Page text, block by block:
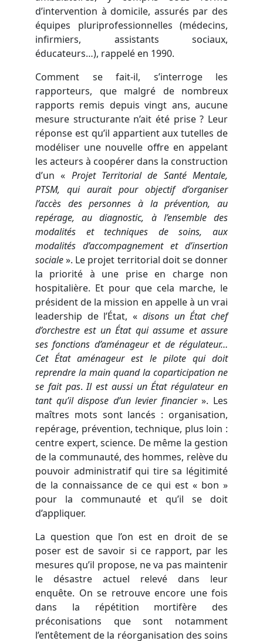
d’intervention à domicile, assurés par des
équipes pluriprofessionnelles (médecins,
infirmiers, assistants sociaux,
éducateurs…), rappelé en 1990.
Comment se fait-il, s’interroge les
rapporteurs, que malgré de nombreux
rapports remis depuis vingt ans, aucune
mesure structurante n’ait été prise ? Leur
réponse est qu’il appartient aux tutelles de
modéliser une nouvelle offre en appelant
les acteurs à coopérer dans la construction
d’un « Projet Territorial de Santé Mentale,
PTSM, qui aurait pour objectif d’organiser
l’accès des personnes à la prévention, au
repérage, au diagnostic, à l’ensemble des
modalités et techniques de soins, aux
modalités d’accompagnement et d’insertion
sociale». Le projet territorial doit se donner
la priorité à une prise en charge non
hospitalière. Et pour que cela marche, le
président de la mission en appelle à un vrai
leadership de l’État, « disons un État chef
d’orchestre est un État qui assume et assure
ses fonctions d’aménageur et de régulateur…
Cet État aménageur est le pilote qui doit
reprendre la main quand la coparticipation ne
se fait pas.Il est aussi un État régulateur en
tant qu’il dispose d’un levier financier». Les
maîtres mots sont lancés : organisation,
repérage, prévention, technique, plus loin :
centre expert, science. De même la gestion
de la communauté, des hommes, relève du
pouvoir administratif qui tire sa légitimité
de la connaissance de ce qui est « bon »
pour la communauté et qu’il se doit
d’appliquer.
La question que l’on est en droit de se
poser est de savoir si ce rapport, par les
mesures qu’il propose, ne va pas maintenir
le désastre actuel relevé dans leur
enquête. On se retrouve encore une fois
dans la répétition mortifère des
préconisations que sont notamment
l’entêtement de la réorganisation des soins